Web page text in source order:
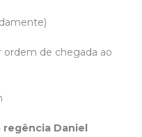
ordem de chegada ao
Daniel